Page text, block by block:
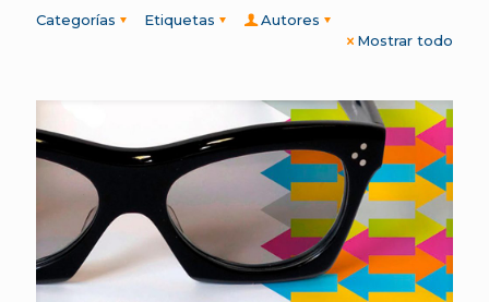
Categorías Etiquetas
Autores
Mostrar todo